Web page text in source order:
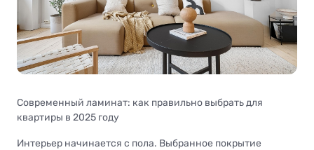
Современный ламинат: как правильно выбрать для
квартиры в 2025 году
Интерьер начинается с пола. Выбранное покрытие